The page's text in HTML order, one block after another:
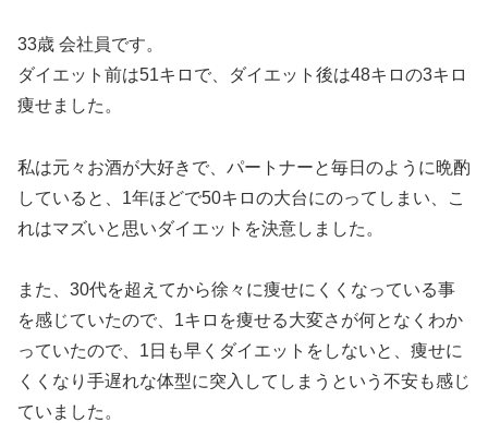
33歳 会社員です。
ダイエット前は51キロで、ダイエット後は48キロの3キロ
痩せました。
私は元々お酒が大好きで、パートナーと毎日のように晩酌
していると、1年ほどで50キロの大台にのってしまい、こ
れはマズいと思いダイエットを決意しました。
また、30代を超えてから徐々に痩せにくくなっている事
を感じていたので、1キロを痩せる大変さが何となくわか
っていたので、1日も早くダイエットをしないと、痩せに
くくなり手遅れな体型に突入してしまうという不安も感じ
ていました。